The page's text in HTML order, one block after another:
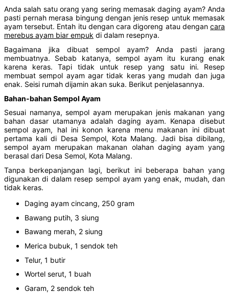
Anda salah satu orang yang sering memasak daging ayam? Anda
pasti pernah merasa bingung dengan jenis resep untuk memasak
ayam tersebut. Entah itu dengan cara digoreng atau dengan cara
merebus ayam biar empuk di dalam resepnya.
Bagaimana jika dibuat sempol ayam? Anda pasti jarang
membuatnya. Sebab katanya, sempol ayam itu kurang enak
karena keras. Tapi tidak untuk resep yang satu ini. Resep
membuat sempol ayam agar tidak keras yang mudah dan juga
enak. Seisi rumah dijamin akan suka. Berikut penjelasannya.
Bahan-bahan Sempol Ayam
Sesuai namanya, sempol ayam merupakan jenis makanan yang
bahan dasar utamanya adalah daging ayam. Kenapa disebut
sempol ayam, hal ini konon karena menu makanan ini dibuat
pertama kali di Desa Sempol, Kota Malang. Jadi bisa dibilang,
sempol ayam merupakan makanan olahan daging ayam yang
berasal dari Desa Semol, Kota Malang.
Tanpa berkepanjangan lagi, berikut ini beberapa bahan yang
digunakan di dalam resep sempol ayam yang enak, mudah, dan
tidak keras.
Daging ayam cincang, 250 gram
Bawang putih, 3 siung
Bawang merah, 2 siung
Merica bubuk, 1 sendok teh
Telur, 1 butir
Wortel serut, 1 buah
Garam, 2 sendok teh